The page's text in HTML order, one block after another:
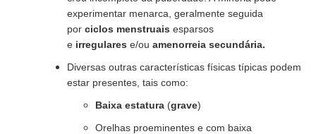
experimentar menarca, geralmente seguida
por ciclos menstruais esparsos
e irregulares e/ou amenorreia secundária.
Diversas outras características físicas típicas podem
estar presentes, tais como:
Baixa estatura (grave)
Orelhas proeminentes e com baixa